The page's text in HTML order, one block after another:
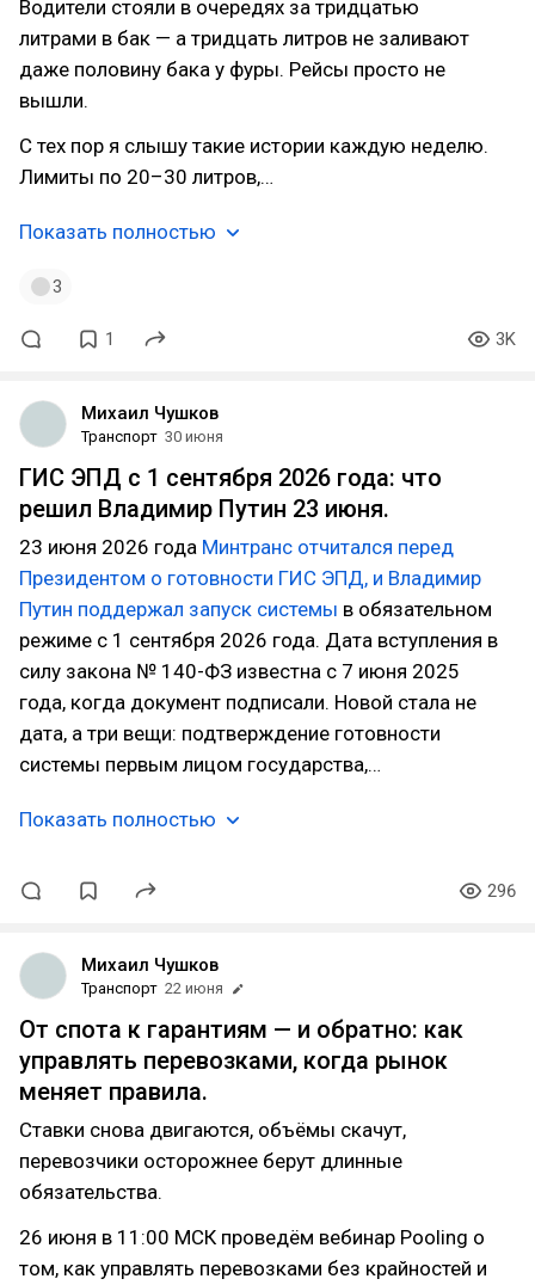
Водители стояли в очередях за тридцатью
литрами в бак — а тридцать литров не заливают
даже половину бака у фуры. Рейсы просто не
вышли.
С тех пор я слышу такие истории каждую неделю.
Лимиты по 20–30 литров,…
Показать полностью
3
1 3K
Михаил Чушков
Транспорт 30 июня
ГИС ЭПД с 1 сентября 2026 года: что
решил Владимир Путин 23 июня.
23 июня 2026 года Минтранс отчитался перед
Президентом о готовности ГИС ЭПД, и Владимир
Путин поддержал запуск системы в обязательном
режиме с 1 сентября 2026 года. Дата вступления в
силу закона № 140-ФЗ известна с 7 июня 2025
года, когда документ подписали. Новой стала не
дата, а три вещи: подтверждение готовности
системы первым лицом государства,…
Показать полностью
296
Михаил Чушков
Транспорт 22 июня
От спота к гарантиям — и обратно: как
управлять перевозками, когда рынок
меняет правила.
Ставки снова двигаются, объёмы скачут,
перевозчики осторожнее берут длинные
обязательства.
26 июня в 11:00 МСК проведём вебинар Pooling о
том, как управлять перевозками без крайностей и